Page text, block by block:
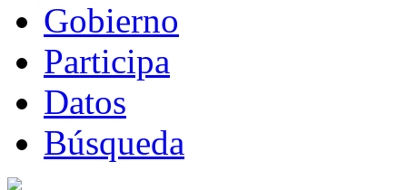
Gobierno
Participa
Datos
Búsqueda